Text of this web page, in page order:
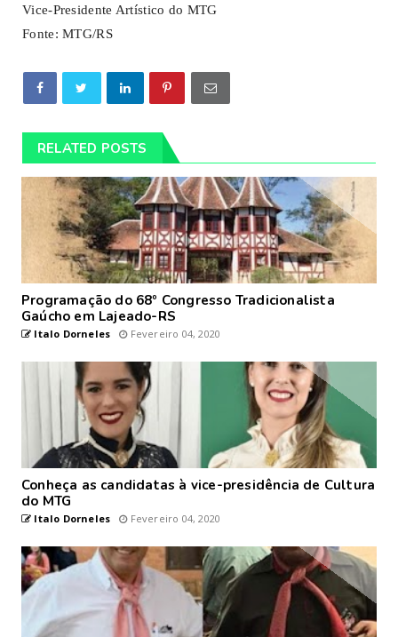
Vice-Presidente Artístico do MTG
Fonte: MTG/RS
RELATED POSTS
Programação do 68º Congresso Tradicionalista
Gaúcho em Lajeado-RS
Italo Dorneles Fevereiro 04, 2020
Conheça as candidatas à vice-presidência de Cultura
do MTG
Italo Dorneles Fevereiro 04, 2020